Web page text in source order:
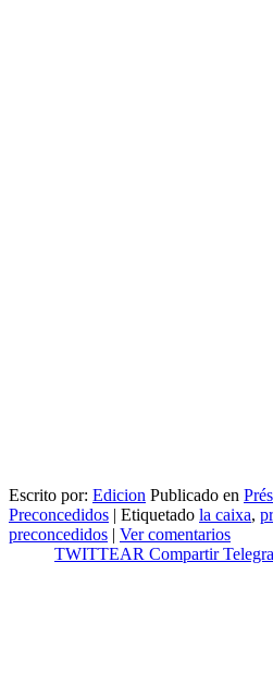
Escrito por: Edicion Publicado en
Preconcedidos | Etiquetado la caixa,
preconcedidos | Ver comentarios
TWITTEAR Compartir